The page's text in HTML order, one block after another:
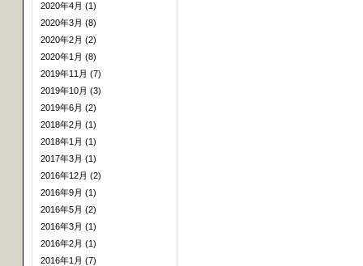
2020年4月 (1)
2020年3月 (8)
2020年2月 (2)
2020年1月 (8)
2019年11月 (7)
2019年10月 (3)
2019年6月 (2)
2018年2月 (1)
2018年1月 (1)
2017年3月 (1)
2016年12月 (2)
2016年9月 (1)
2016年5月 (2)
2016年3月 (1)
2016年2月 (1)
2016年1月 (7)